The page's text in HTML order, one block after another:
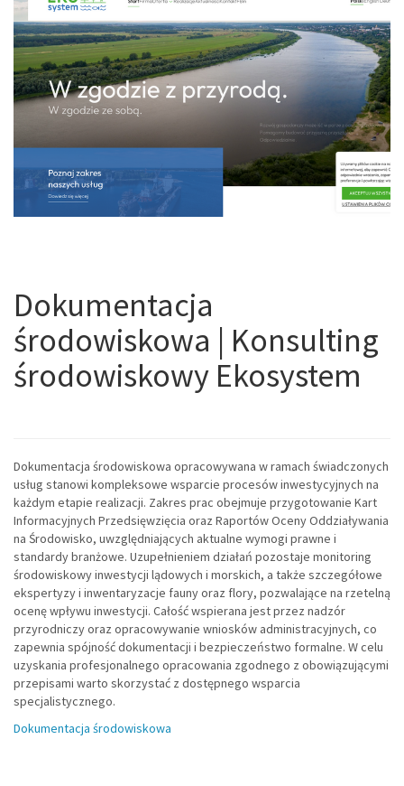
Dokumentacja
środowiskowa | Konsulting
środowiskowy Ekosystem
Dokumentacja środowiskowa opracowywana w ramach świadczonych
usług stanowi kompleksowe wsparcie procesów inwestycyjnych na
każdym etapie realizacji. Zakres prac obejmuje przygotowanie Kart
Informacyjnych Przedsięwzięcia oraz Raportów Oceny Oddziaływania
na Środowisko, uwzględniających aktualne wymogi prawne i
standardy branżowe. Uzupełnieniem działań pozostaje monitoring
środowiskowy inwestycji lądowych i morskich, a także szczegółowe
ekspertyzy i inwentaryzacje fauny oraz flory, pozwalające na rzetelną
ocenę wpływu inwestycji. Całość wspierana jest przez nadzór
przyrodniczy oraz opracowywanie wniosków administracyjnych, co
zapewnia spójność dokumentacji i bezpieczeństwo formalne. W celu
uzyskania profesjonalnego opracowania zgodnego z obowiązującymi
przepisami warto skorzystać z dostępnego wsparcia
specjalistycznego.
Dokumentacja środowiskowa